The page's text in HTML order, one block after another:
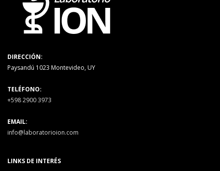
DIRECCIÓN:
Paysandú 1023 Montevideo, UY
TELÉFONO:
+598 2900 3973
EMAIL:
info@laboratorioion.com
LINKS DE INTERÉS